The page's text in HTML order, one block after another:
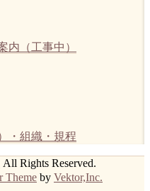
内（工事中）
・組織・規程
All Rights Reserved.
Theme by Vektor,Inc.